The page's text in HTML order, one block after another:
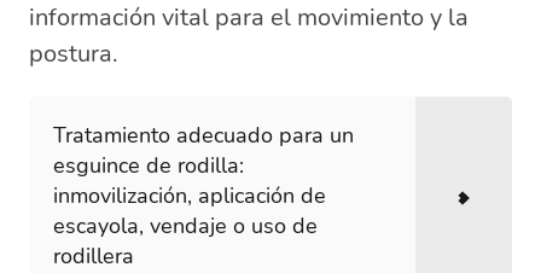
información vital para el movimiento y la
postura.
Tratamiento adecuado para un
esguince de rodilla:
inmovilización, aplicación de
escayola, vendaje o uso de
rodillera